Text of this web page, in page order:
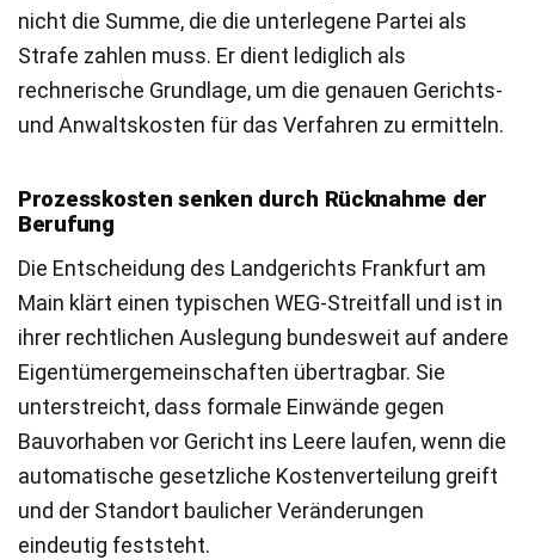
nicht die Summe, die die unterlegene Partei als
Strafe zahlen muss. Er dient lediglich als
rechnerische Grundlage, um die genauen Gerichts-
und Anwaltskosten für das Verfahren zu ermitteln.
Prozesskosten senken durch Rücknahme der
Berufung
Die Entscheidung des Landgerichts Frankfurt am
Main klärt einen typischen WEG-Streitfall und ist in
ihrer rechtlichen Auslegung bundesweit auf andere
Eigentümergemeinschaften übertragbar. Sie
unterstreicht, dass formale Einwände gegen
Bauvorhaben vor Gericht ins Leere laufen, wenn die
automatische gesetzliche Kostenverteilung greift
und der Standort baulicher Veränderungen
eindeutig feststeht.